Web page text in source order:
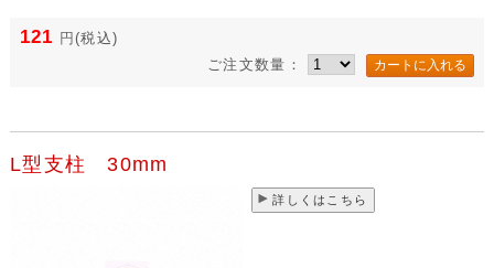
121 円 (税込)
ご注文数量：
L型支柱 30mm
詳しくはこちら